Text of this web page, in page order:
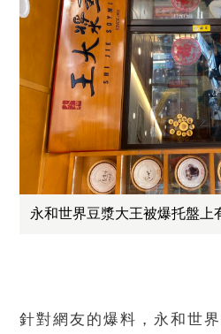
永和世界豆漿大王被爆托盤上
針對網友的爆料，永和世